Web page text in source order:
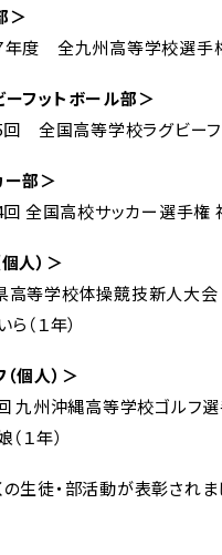
て
ト
ン
災
に
い
本
対応
につ
＞
年度 全九州高等学校選
ーフットボール部＞
全国高等学校ラグビー
ー部＞
全国高校サッカー選手
人）＞
高等学校体操競技新人大
（１年）
個人）＞
九州沖縄高等学校ゴルフ選
１年）
生徒・部活動が表彰されま